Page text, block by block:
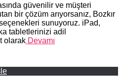
güvenilir ve müşteri
bir çözüm arıyorsanız, Bozkır
sunuyoruz. iPad,
tabletlerinizi adil
olarak Devamı